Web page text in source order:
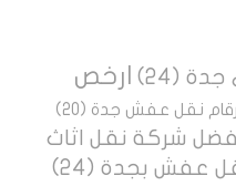
جدة (24)
ارخص
ارقام نقل عفش جدة (20)
افضل شركة نقل اثاث
عفش بجدة (24)